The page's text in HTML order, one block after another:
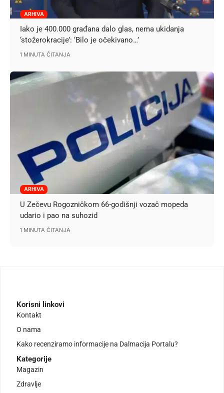
ARHIVA
Iako je 400.000 građana dalo glas, nema ukidanja
‘stožerokracije’: ‘Bilo je očekivano…’
1 MINUTA ČITANJA
ARHIVA
U Zečevu Rogozničkom 66-godišnji vozač mopeda
udario i pao na suhozid
1 MINUTA ČITANJA
Korisni linkovi
Kontakt
O nama
Kako recenziramo informacije na Dalmacija Portalu?
Kategorije
Magazin
Zdravlje